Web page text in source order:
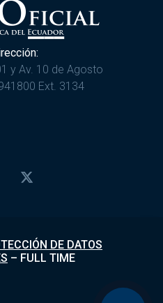
y Av. 10 de Agosto
Ext. 3134
DE DATOS
– FULL TIME